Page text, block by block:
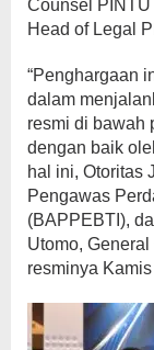
Counsel
Head of Legal
“Penghargaan
dalam
resmi di bawah
dengan baik
hal ini, Otoritas
Pengawas
(BAPPEBTI),
Utomo,
resminya